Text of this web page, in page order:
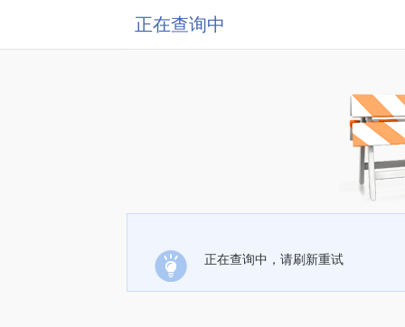
正在查询中
正在查询中，请刷新重试